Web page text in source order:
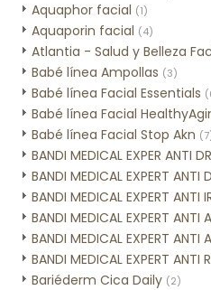
Aquaphor facial (1)
Aquaporin facial (4)
Atlantia - Salud y Belleza
Babé línea Ampollas (3)
Babé línea Facial Essentials
Babé línea Facial
Babé línea Facial Stop Akn
BANDI MEDICAL EXPER ANTI
BANDI MEDICAL EXPERT ANTI
BANDI MEDICAL EXPERT ANTI
BANDI MEDICAL EXPERT ANTI
BANDI MEDICAL EXPERT ANTI
BANDI MEDICAL EXPERT ANTI
Bariéderm Cica Daily (2)